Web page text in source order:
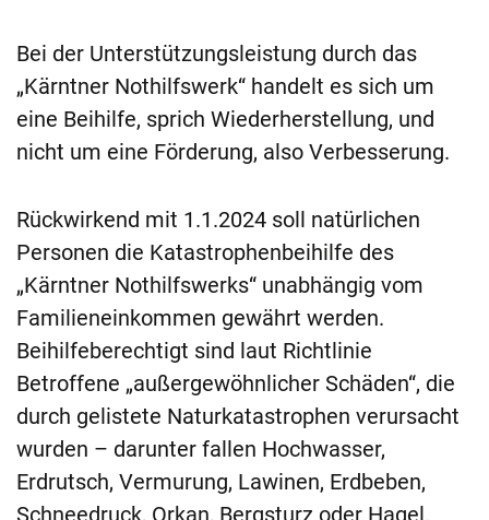
Bei der Unterstützungsleistung durch das
„Kärntner Nothilfswerk“ handelt es sich um
eine Beihilfe, sprich Wiederherstellung, und
nicht um eine Förderung, also Verbesserung.
Rückwirkend mit 1.1.2024 soll natürlichen
Personen die Katastrophenbeihilfe des
„Kärntner Nothilfswerks“ unabhängig vom
Familieneinkommen gewährt werden.
Beihilfeberechtigt sind laut Richtlinie
Betroffene „außergewöhnlicher Schäden“, die
durch gelistete Naturkatastrophen verursacht
wurden – darunter fallen Hochwasser,
Erdrutsch, Vermurung, Lawinen, Erdbeben,
Schneedruck, Orkan, Bergsturz oder Hagel.